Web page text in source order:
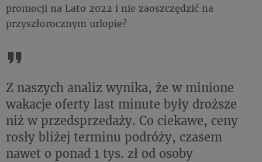
promocji na Lato 2022 i nie zaoszczędzić na
przyszłorocznym urlopie?
Z naszych analiz wynika, że w minione
wakacje oferty last minute były droższe
niż w przedsprzedaży. Co ciekawe, ceny
rosły bliżej terminu podróży, czasem
nawet o ponad 1 tys. zł od osoby